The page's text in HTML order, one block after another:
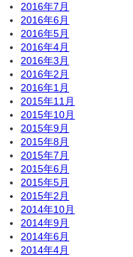
2016年7月
2016年6月
2016年5月
2016年4月
2016年3月
2016年2月
2016年1月
2015年11月
2015年10月
2015年9月
2015年8月
2015年7月
2015年6月
2015年5月
2015年2月
2014年10月
2014年9月
2014年6月
2014年4月